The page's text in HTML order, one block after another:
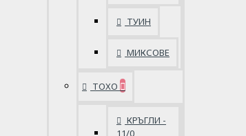
ТУИН
МИКСОВЕ
ТОХО
КРЪГЛИ -
11/0